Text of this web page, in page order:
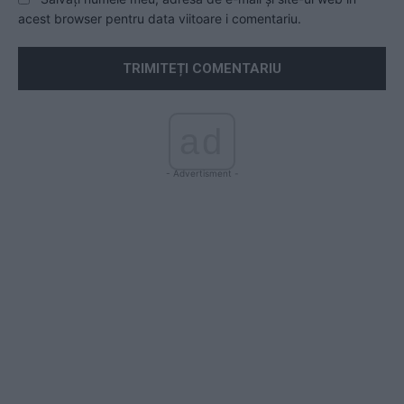
acest browser pentru data viitoare i comentariu.
- Advertisment -